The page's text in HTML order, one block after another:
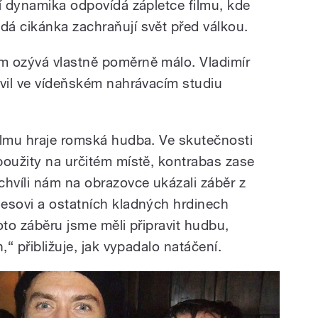
odpovídá zápletce filmu, kde
cikánka zachraňují svět před válkou.
ozývá vlastně poměrně málo. Vladimír
ve vídeňském nahrávacím studiu
hraje romská hudba. Ve skutečnosti
na určitém místě, kontrabas zase
nám na obrazovce ukázali záběr z
a ostatních kladných hrdinech
záběru jsme měli připravit hudbu,
přibližuje, jak vypadalo natáčení.